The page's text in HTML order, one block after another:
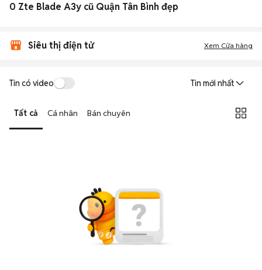
0 Zte Blade A3y cũ Quận Tân Bình đẹp
Siêu thị điện tử Xem Cửa hàng
Tin có video Tin mới nhất
Tất cả Cá nhân Bán chuyên